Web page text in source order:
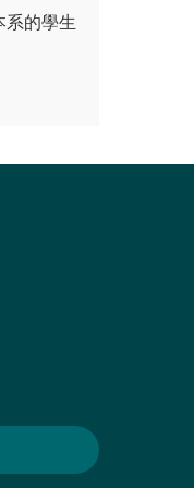
系的學生